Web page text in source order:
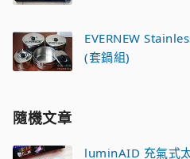
EVERNEW
(套鍋組)
隨機文章
luminAID 充氣式